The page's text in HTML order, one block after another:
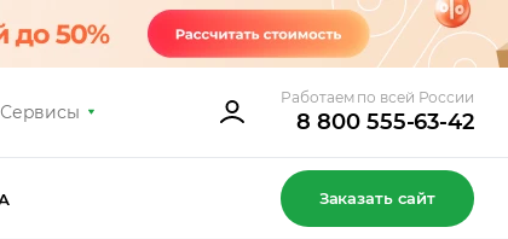
Сервисы
Работаем по всей России
8 800 555-63-42
Заказать сайт